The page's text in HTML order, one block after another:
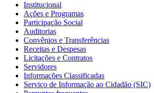
Institucional
Ações e Programas
Participação Social
Auditorias
Convênios e Transferências
Receitas e Despesas
Licitações e Contratos
Servidores
Informações Classificadas
Serviço de Informação ao Cidadão (SIC)